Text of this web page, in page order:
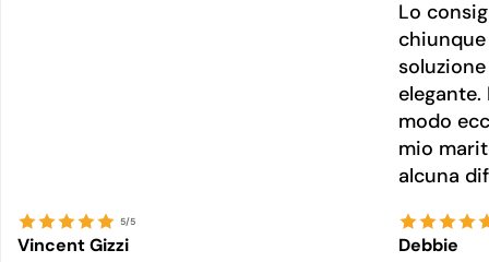
5/5
Vincent Gizzi
Lo
modo
mio
alcuna
Debbie